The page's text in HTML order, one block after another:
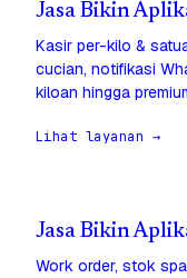
Jasa Bikin
Kasir per-kilo &
cucian, notifikasi
kiloan hingga
Lihat layanan →
Jasa Bikin
Work order, stok